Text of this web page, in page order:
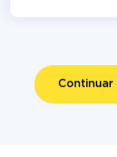
Continuar